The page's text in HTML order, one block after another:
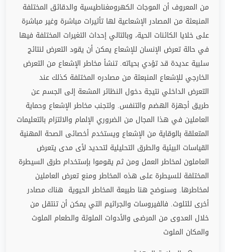
من المعروف أن الموجات الكهرومغناطيسية والدقائق المختلفة
المنبعثة من المصادر الإشعاعية لها تأثيرات مباشرة وغير مباشرة
على خلايا الكائنات الحية، وبالتالي إحداث التغيرات المختلفة فيها
في حالة تعرض الإنسان للإشعاع يمكن أن يقود التعرض لنتائج
سلبية عديدة قد تؤدي بحياته. تنشأ مخاطر الإشعاع من التعرض
الخارجي للإشعاع المنبعثة من مصادره المختلفة كذلك عند
التعرض الداخلي نتيجة دخول النظائر المشعة إلى الجسم عن
طريق أجهزة الهضم والتنفس. ولتجنب مخاطر الإشعاع وحماية
العاملين في هذا المجال من الضروري الإلمام والالتزام بالتعليمات
المتعلقة بالوقاية من الإشعاع ويستخدم أخصائى الصحة المهنية
القياسات البيئية والطرق التحليلية لتحديد لأى مدى يتعرض
العاملون لمخاطر العمل ومن ثم يقوموا بإستخدام طرق السيطرة
المختلفة للسيطرة على هذه المخاطر ومنع تعرض العاملين
لمخاطرها. وسنوضح هنا طبيعة المخاطر الحيوية هناك مصادر
أخرى للتلوث. فالفيروسات والجراثيم التي يمكن أن تنتقل من
خلال العدوى من المرضى والأدوات الملوثة والطعام الملوث
والمكان الملوث